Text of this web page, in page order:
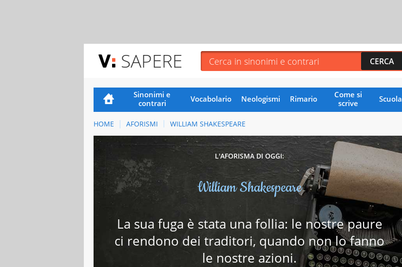
SAPERE
Sinonimi e
contrari
Vocabolario Neologismi Rimario
Come si
scrive
Scuola
HOME AFORISMI WILLIAM SHAKESPEARE
L'AFORISMA DI OGGI:
William Shakespeare
La sua fuga è stata una follia: le nostre paure
ci rendono dei traditori, quando non lo fanno
le nostre azioni.